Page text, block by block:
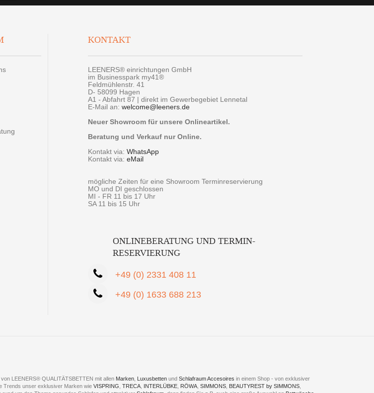
KONTAKT
LEENERS® einrichtungen GmbH
im Businesspark my41®
Feldmühlenstr. 41
D- 58099 Hagen
A1 - Abfahrt 87 | direkt im Gewerbegebiet Lennetal
E-Mail an: welcome@leeners.de
Neuer Showroom für unsere Onlineartikel.
Beratung und Verkauf nur Online.
Kontakt via: WhatsApp
Kontakt via: eMail
mögliche Zeiten für eine Showroom Terminreservierung
MO und DI geschlossen
MI - FR 11 bis 17 Uhr
SA 11 bis 15 Uhr
ONLINEBERATUNG UND TERMIN-
RESERVIERUNG
+49 (0) 2331 408 11
+49 (0) 1633 688 213
LEENERS® QUALITÄTSBETTEN mit allen Marken Luxusbetten und Schlafraum Accesoires in einem Shop - von exklusiver
Trends unser exklusiver Marken wie VISPRING TRECA INTERLÜBKE RÖWA SIMMONS BEAUTYREST by SIMMONS